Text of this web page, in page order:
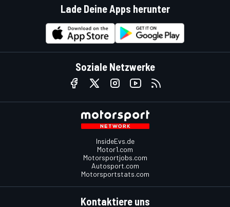
Lade Deine Apps herunter
Soziale Netzwerke
InsideEvs.de
Motor1.com
Motorsportjobs.com
Autosport.com
Motorsportstats.com
Kontaktiere uns